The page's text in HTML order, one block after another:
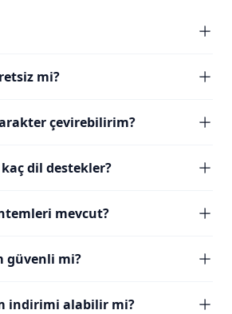
mi?
çevirebilirim?
dil destekler?
mevcut?
güvenli mi?
indirimi alabilir mi?